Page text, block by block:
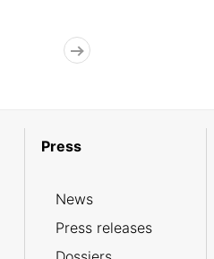
Press
News
Press releases